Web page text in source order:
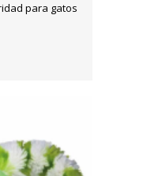
para gatos